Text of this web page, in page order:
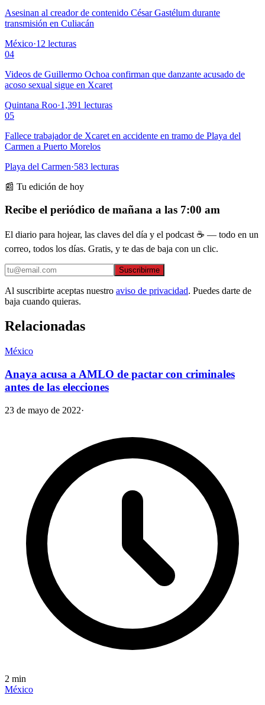
Asesinan al creador de contenido César Gastélum durante
transmisión en Culiacán
México·12 lecturas
04
Videos de Guillermo Ochoa confirman que danzante acusado de
acoso sexual sigue en Xcaret
Quintana Roo·1,391 lecturas
05
Fallece trabajador de Xcaret en accidente en tramo de Playa del
Carmen a Puerto Morelos
Playa del Carmen·583 lecturas
📰 Tu edición de hoy
Recibe el periódico de mañana a las 7:00 am
El diario para hojear, las claves del día y el podcast ☕ — todo en un
correo, todos los días. Gratis, y te das de baja con un clic.
Suscribirme
Al suscribirte aceptas nuestro aviso de privacidad. Puedes darte de
baja cuando quieras.
Relacionadas
México
Anaya acusa a AMLO de pactar con criminales
antes de las elecciones
23 de mayo de 2022·
2 min
México